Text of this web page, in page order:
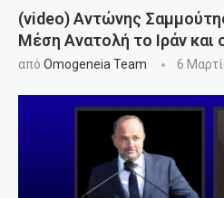
(video) Αντώνης
Μέση Ανατολή το Ιράν και
από Omogeneia Team 6